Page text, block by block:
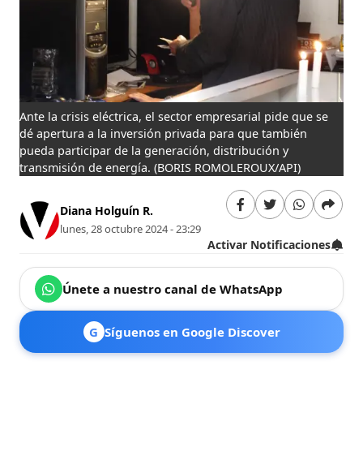
Ante la crisis eléctrica, el sector empresarial pide que se
dé apertura a la inversión privada para que también
pueda participar de la generación, distribución y
transmisión de energía. (BORIS ROMOLEROUX/API)
Diana Holguín R.
lunes, 28 octubre 2024 - 23:29
Activar Notificaciones
Únete a nuestro canal de WhatsApp
G Síguenos en Google Discover